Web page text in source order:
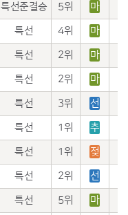
특선준결승 5위 마
특선 4위 마
특선 2위 마
특선 2위 마
특선 3위 선
특선 1위 추
특선 1위 젖
특선 2위 선
특선 5위 마